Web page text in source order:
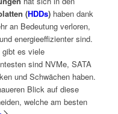
(HDDs)haben dank
an Bedeutung verloren,
energieeffizienter sind.
gibt es viele
sind NVMe, SATA
und Schwächen haben.
Blick auf diese
welche am besten